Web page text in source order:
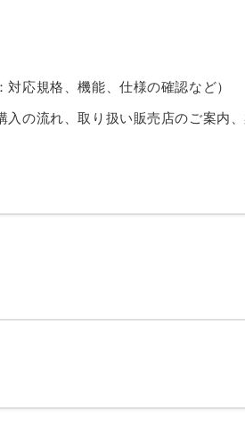
対応規格、機能、仕様の確認など）
入の流れ、取り扱い販売店のご案内